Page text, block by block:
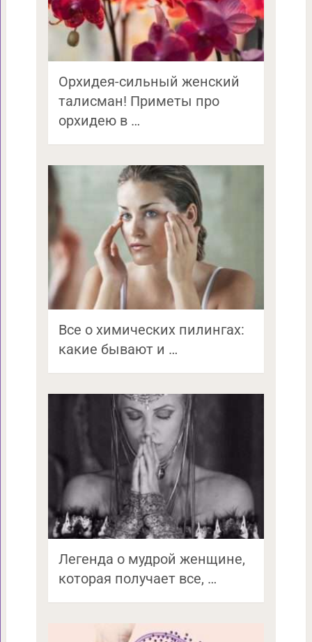
Орхидея-сильный женский
талисман! Приметы про
орхидею в …
Все о химических пилингах:
какие бывают и …
Легенда о мудрой женщине,
которая получает все, …